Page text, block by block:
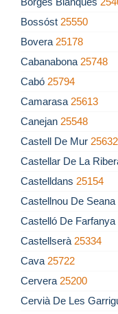
Bossóst 25550
Bovera 25178
Cabanabona 25748
Cabó 25794
Camarasa 25613
Canejan 25548
Castell De Mur 25632
Castellar De La
Castelldans 25154
Castellnou De Seana
Castelló De Farfanya
Castellserà 25334
Cava 25722
Cervera 25200
Cervià De Les